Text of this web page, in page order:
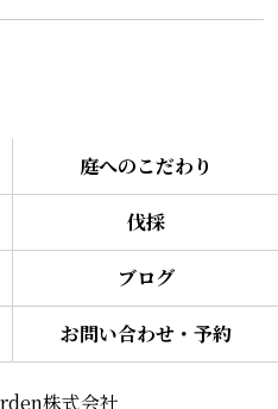
庭へのこだわり
伐採
ブログ
お問い合わせ・予約
株式会社